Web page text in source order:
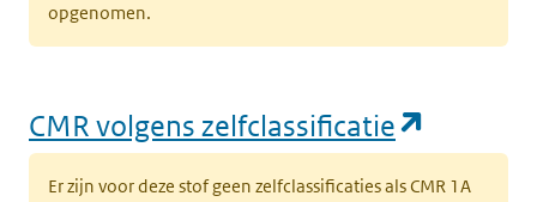
opgenomen.
CMR volgens zelfclassificatie
Er zijn voor deze stof geen zelfclassificaties als CMR 1A